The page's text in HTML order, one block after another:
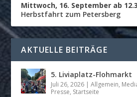
Mittwoch, 16. September ab
Herbstfahrt zum Petersberg
AKTUELLE BEITRÄGE
5. Liviaplatz-Flohmarkt
Juli 26, 2026 |Allgemein,
Presse, Startseite